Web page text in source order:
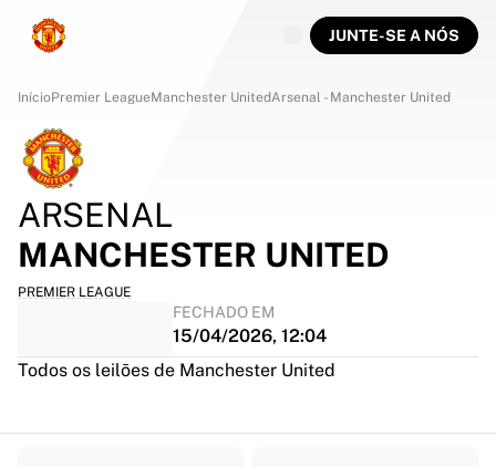
JUNTE-SE A NÓS
InícioPremier LeagueManchester UnitedArsenal - Manchester United
ARSENAL
MANCHESTER UNITED
PREMIER LEAGUE
FECHADO EM
15/04/2026, 12:04
Todos os leilões de Manchester United